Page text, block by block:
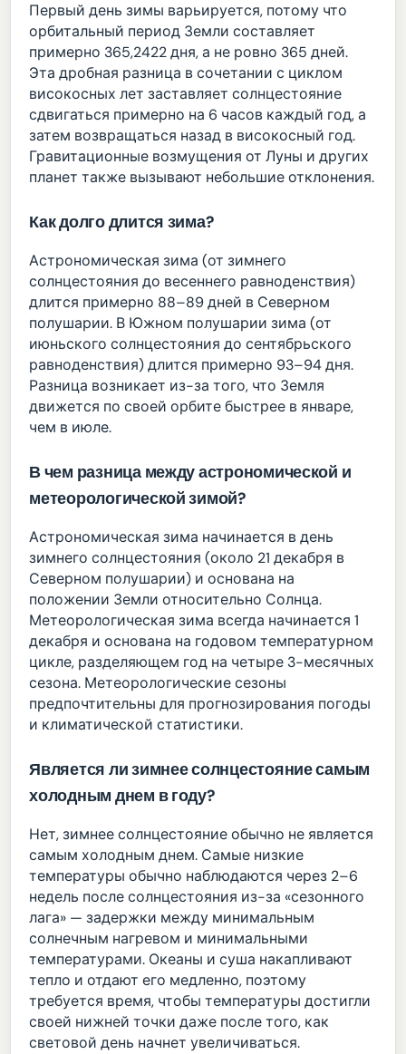
Первый день зимы варьируется, потому что
орбитальный период Земли составляет
примерно 365,2422 дня, а не ровно 365 дней.
Эта дробная разница в сочетании с циклом
високосных лет заставляет солнцестояние
сдвигаться примерно на 6 часов каждый год, а
затем возвращаться назад в високосный год.
Гравитационные возмущения от Луны и других
планет также вызывают небольшие отклонения.
Как долго длится зима?
Астрономическая зима (от зимнего
солнцестояния до весеннего равноденствия)
длится примерно 88–89 дней в Северном
полушарии. В Южном полушарии зима (от
июньского солнцестояния до сентябрьского
равноденствия) длится примерно 93–94 дня.
Разница возникает из-за того, что Земля
движется по своей орбите быстрее в январе,
чем в июле.
В чем разница между астрономической и
метеорологической зимой?
Астрономическая зима начинается в день
зимнего солнцестояния (около 21 декабря в
Северном полушарии) и основана на
положении Земли относительно Солнца.
Метеорологическая зима всегда начинается 1
декабря и основана на годовом температурном
цикле, разделяющем год на четыре 3-месячных
сезона. Метеорологические сезоны
предпочтительны для прогнозирования погоды
и климатической статистики.
Является ли зимнее солнцестояние самым
холодным днем в году?
Нет, зимнее солнцестояние обычно не является
самым холодным днем. Самые низкие
температуры обычно наблюдаются через 2–6
недель после солнцестояния из-за «сезонного
лага» — задержки между минимальным
солнечным нагревом и минимальными
температурами. Океаны и суша накапливают
тепло и отдают его медленно, поэтому
требуется время, чтобы температуры достигли
своей нижней точки даже после того, как
световой день начнет увеличиваться.